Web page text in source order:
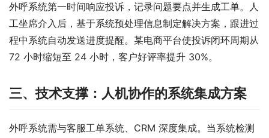
外呼系统第一时间响应投诉，记录问题要点并生成工单。人
工坐席介入后，基于系统预处理信息制定解决方案，跟进过
程中系统自动发送进度提醒。某电商平台使投诉闭环周期从
72 小时缩短至 24 小时，客户好评率提升 30%。
三、技术支撑：人机协作的系统集成方案
外呼系统需与客服工单系统、CRM 深度集成。当系统检测